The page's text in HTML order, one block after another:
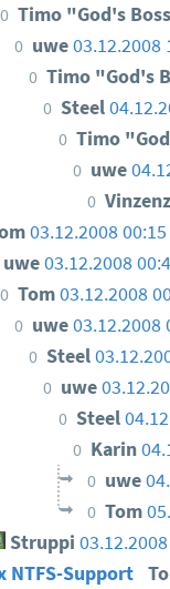
0 Timo "God's
0 uwe03.12.2008
0 Timo "God's
0 Steel
0 Timo
0 uwe
0
03.12.2008 00:15
uwe03.12.2008
0 Tom03.12.2008
0 uwe03.12.2008
0 Steel
0 uwe
0 Steel
0 Karin
0 uwe
0 Tom
Struppi
NTFS-Support